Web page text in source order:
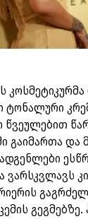
ტონალური
წვეულებით
გაიმართა და
ვარსკვლავს
გეგმებზე.